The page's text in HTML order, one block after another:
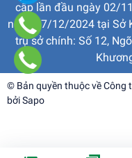
cấp lần đầu ngày 02/
ngày 17/12/2024 tại Sở
trụ sở chính: Số 12,
© Bản quyền thuộc vềCông
bởiSapo